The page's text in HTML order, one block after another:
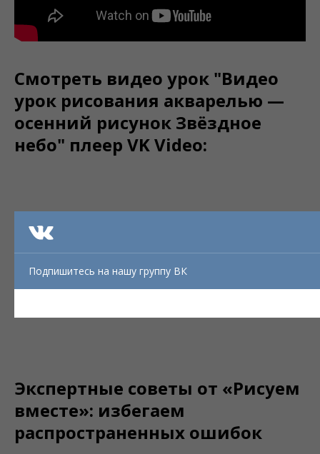
Смотреть видео урок "Видео
урок рисования акварелью —
осенний рисунок Звёздное
небо" плеер VK Video:
Экспертные советы от «Рисуем
вместе»: избегаем
распространенных ошибок
Подпишитесь на нашу группу ВК